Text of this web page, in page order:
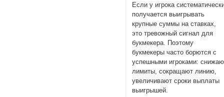
Если у игрока
получается выигрывать
крупные суммы на ставках,
это тревожный сигнал для
букмекера. Поэтому
букмекеры часто борются с
успешными игроками:
лимиты, сокращают линию,
увеличивают сроки выплаты
выигрышей.